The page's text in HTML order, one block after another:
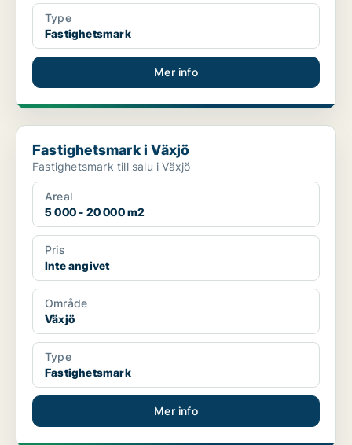
Type
Fastighetsmark
Mer info
Fastighetsmark i Växjö
Fastighetsmark i Växjö
Fastighetsmark till salu i Växjö
Areal
5 000 - 20 000 m2
Pris
Inte angivet
Område
Växjö
Type
Fastighetsmark
Mer info